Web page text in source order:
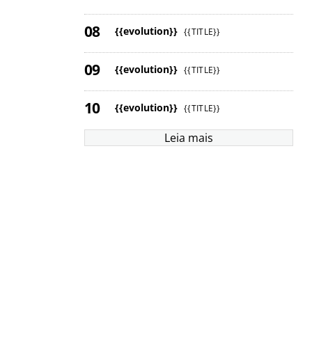
{{evolution}} {{TITLE}}
{{evolution}} {{TITLE}}
{{evolution}} {{TITLE}}
Leia mais